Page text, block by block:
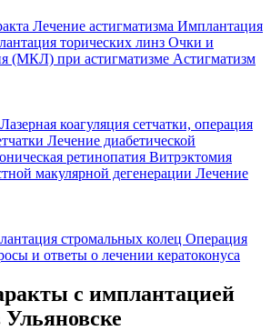
Лечение астигматизма Имплантация
торических линз Очки и
(МКЛ) при астигматизме Астигматизм
Лазерная коагуляция сетчатки, операция
Лечение диабетической
ретинопатия Витрэктомия
макулярной дегенерации Лечение
стромальных колец Операция
и ответы о лечении кератоконуса
с имплантацией
Ульяновске